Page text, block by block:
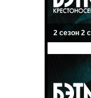
2 сезон 2